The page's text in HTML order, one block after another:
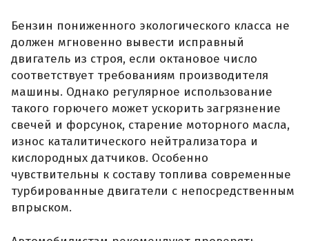
Бензин пониженного экологического класса не
должен мгновенно вывести исправный
двигатель из строя, если октановое число
соответствует требованиям производителя
машины. Однако регулярное использование
такого горючего может ускорить загрязнение
свечей и форсунок, старение моторного масла,
износ каталитического нейтрализатора и
кислородных датчиков. Особенно
чувствительны к составу топлива современные
турбированные двигатели с непосредственным
впрыском.